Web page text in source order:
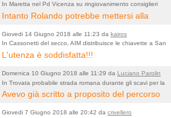
(Luciano)
In Maretta nel Pd Vicenza su ringiovanimento consiglieri
comunali? Gianni Rolando: "non mi dimetto". Angelo
Intanto Rolando potrebbe mettersi alla
l'acqua alle Maddalene, con tanti Auguri di
Acque Vicentine, magari deviando il
Giovedi 14 Giugno 2018 alle 11:23 da kairos
In Cassonetti del secco, AIM distribuisce le chiavette a San
Pio X
L'utenza è soddisfatta!!!
Domenica 10 Giugno 2018 alle 11:29 da Luciano Parolin
(Luciano)
In Trovata probabile strada romana durante gli scavi per la
bretella dell'Albera. Un nuovo stop?
Avevo già scritto a proposito del percorso
Giovedi 7 Giugno 2018 alle 20:42 da crivellero